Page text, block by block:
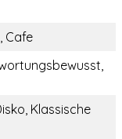
Cafe
Klassische